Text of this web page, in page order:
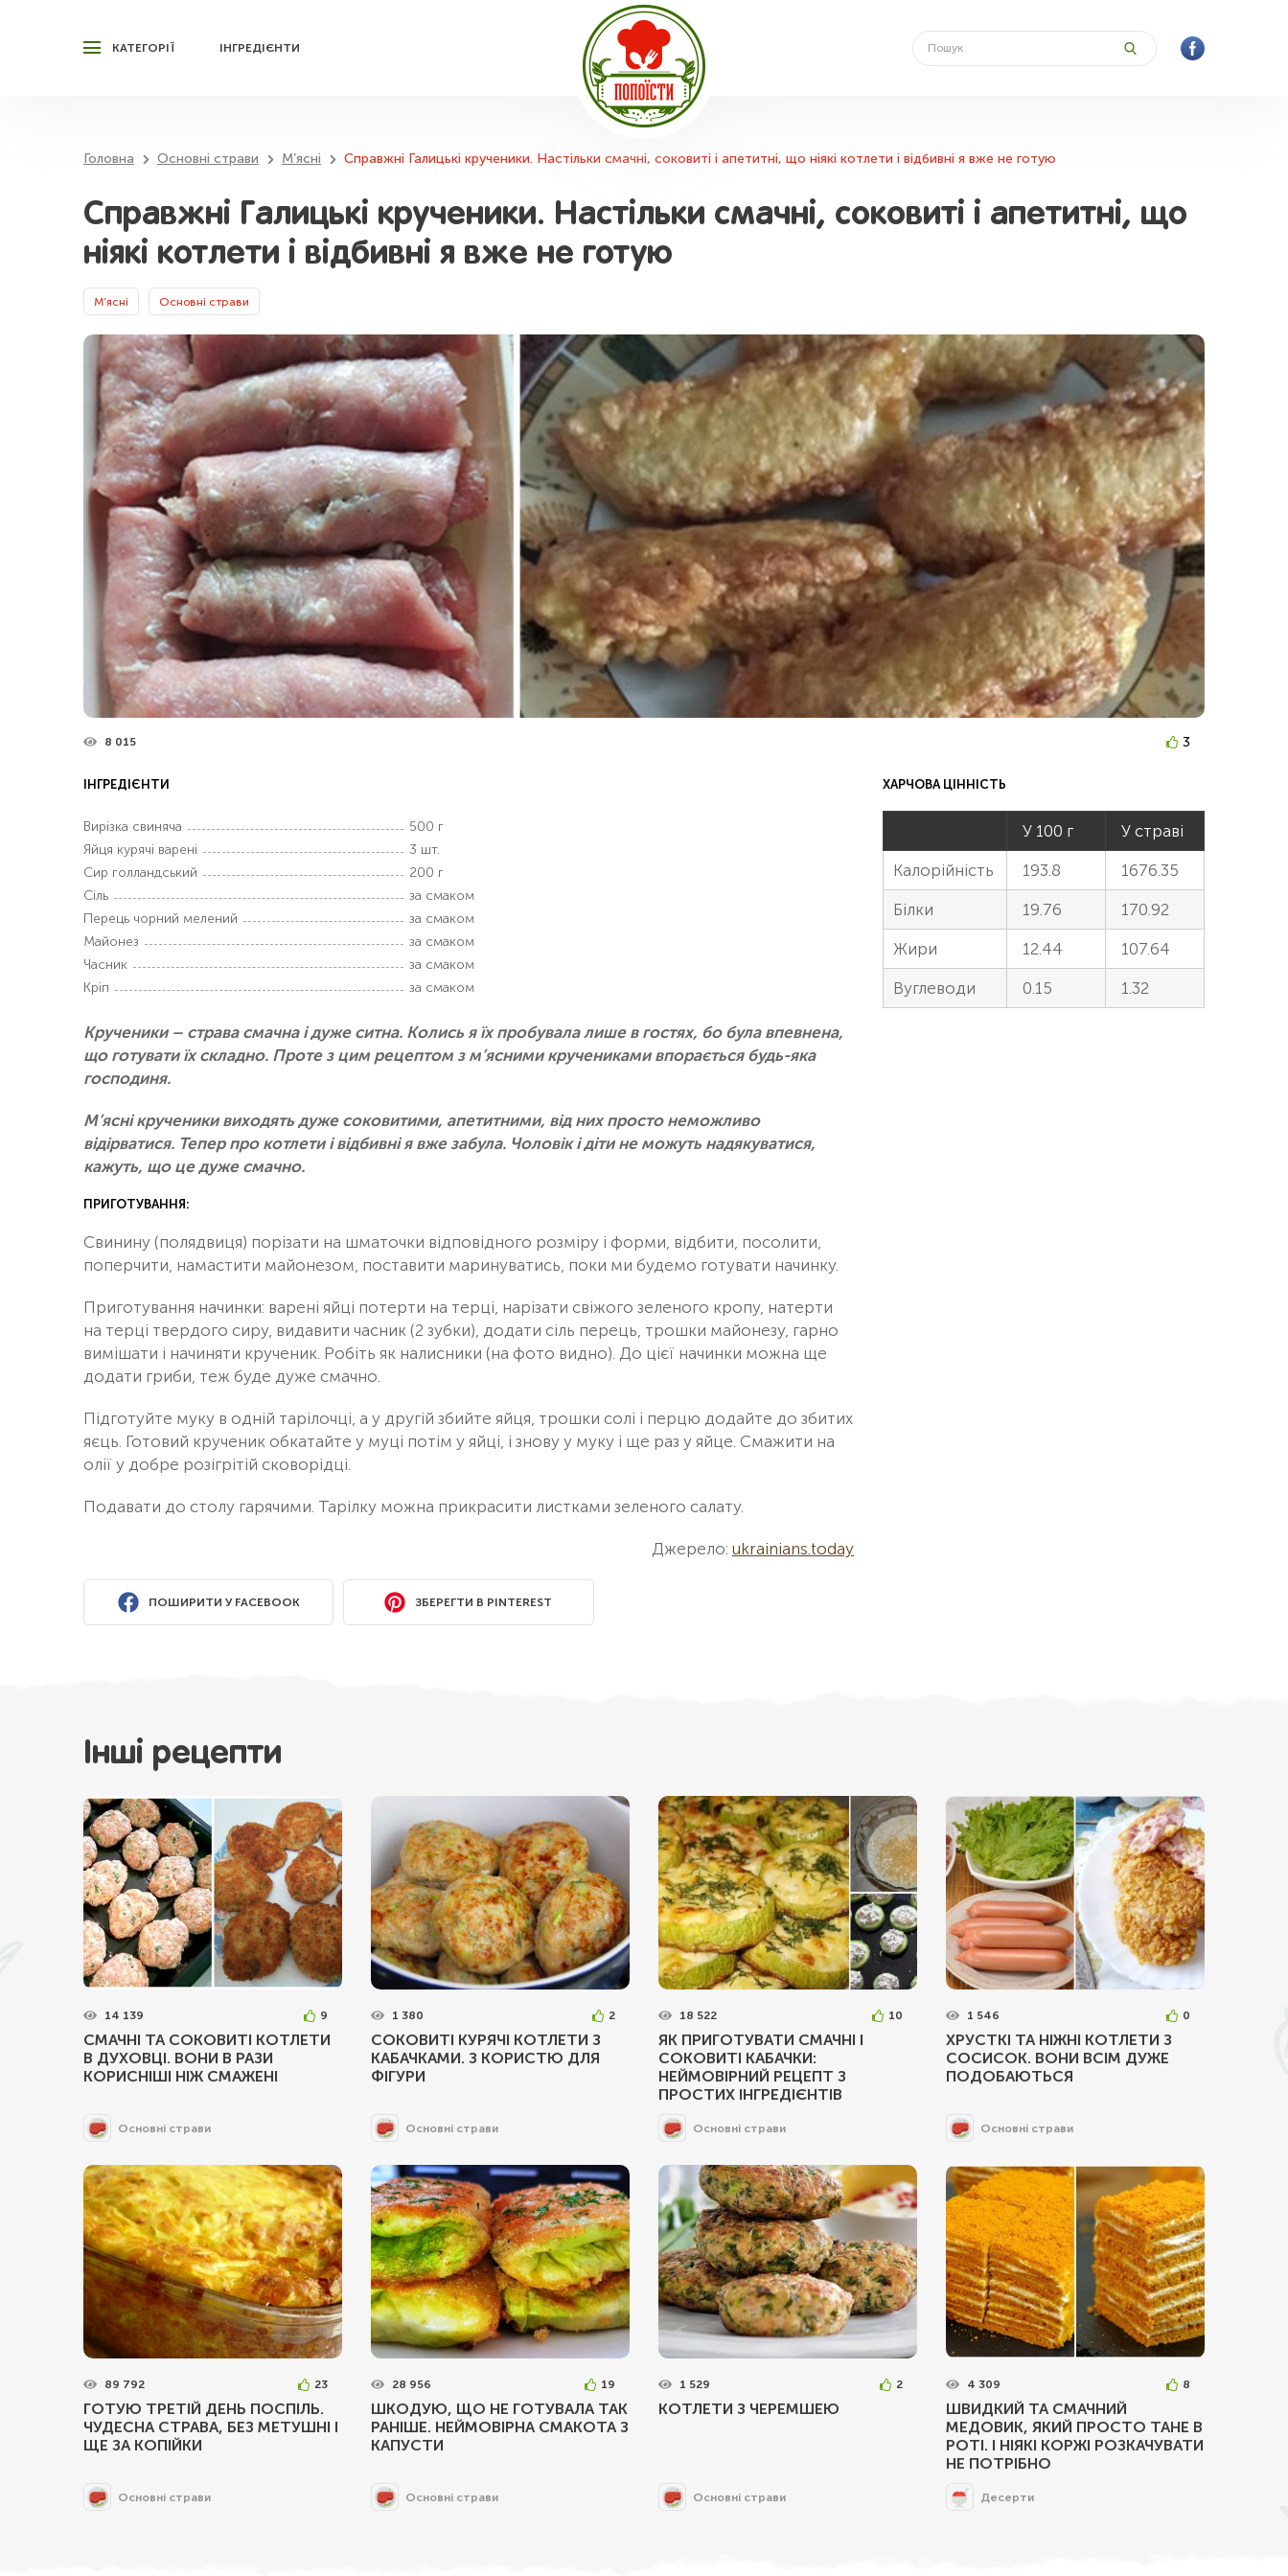
КАТЕГОРІЇ ІНГРЕДІЄНТИ
Головна Основні страви М’ясні Справжні Галицькі крученики. Настільки смачні, соковиті і апетитні, що ніякі котлети і відбивні я вже не готую
Справжні Галицькі крученики. Настільки смачні, соковиті і апетитні, що
ніякі котлети і відбивні я вже не готую
М’ясні Основні страви
8 015 3
ІНГРЕДІЄНТИ
Вирізка свиняча
500 г
Яйця курячі варені
3 шт.
Сир голландський
200 г
Сіль
за смаком
Перець чорний мелений
за смаком
Майонез
за смаком
Часник
за смаком
Кріп
за смаком
Крученики – страва смачна і дуже ситна. Колись я їх пробувала лише в гостях, бо була впевнена,
що готувати їх складно. Проте з цим рецептом з м’ясними кручениками впорається будь-яка
господиня.
М’ясні крученики виходять дуже соковитими, апетитними, від них просто неможливо
відірватися. Тепер про котлети і відбивні я вже забула. Чоловік і діти не можуть надякуватися,
кажуть, що це дуже смачно.
ПРИГОТУВАННЯ:
Свинину (полядвиця) порізати на шматочки відповідного розміру і форми, відбити, посолити,
поперчити, намастити майонезом, поставити маринуватись, поки ми будемо готувати начинку.
Приготування начинки: варені яйці потерти на терці, нарізати свіжого зеленого кропу, натерти
на терці твердого сиру, видавити часник (2 зубки), додати сіль перець, трошки майонезу, гарно
вимішати і начиняти крученик. Робіть як налисники (на фото видно). До цієї начинки можна ще
додати гриби, теж буде дуже смачно.
Підготуйте муку в одній тарілочці, а у другій збийте яйця, трошки солі і перцю додайте до збитих
яєць. Готовий крученик обкатайте у муці потім у яйці, і знову у муку і ще раз у яйце. Смажити на
олії у добре розігрітій сковорідці.
Подавати до столу гарячими. Тарілку можна прикрасити листками зеленого салату.
Джерело: ukrainians.today
ПОШИРИТИ У FACEBOOK ЗБЕРЕГТИ В PINTEREST
ХАРЧОВА ЦІННІСТЬ
У 100 г У страві
Калорійність 193.8 1676.35
Білки 19.76 170.92
Жири 12.44 107.64
Вуглеводи 0.15 1.32
Інші рецепти
14 139 9
СМАЧНІ ТА СОКОВИТІ КОТЛЕТИ
В ДУХОВЦІ. ВОНИ В РАЗИ
КОРИСНІШІ НІЖ СМАЖЕНІ
Основні страви
1 380 2
СОКОВИТІ КУРЯЧІ КОТЛЕТИ З
КАБАЧКАМИ. З КОРИСТЮ ДЛЯ
ФІГУРИ
Основні страви
18 522 10
ЯК ПРИГОТУВАТИ СМАЧНІ І
СОКОВИТІ КАБАЧКИ:
НЕЙМОВІРНИЙ РЕЦЕПТ З
ПРОСТИХ ІНГРЕДІЄНТІВ
Основні страви
1 546 0
ХРУСТКІ ТА НІЖНІ КОТЛЕТИ З
СОСИСОК. ВОНИ ВСІМ ДУЖЕ
ПОДОБАЮТЬСЯ
Основні страви
89 792 23
ГОТУЮ ТРЕТІЙ ДЕНЬ ПОСПІЛЬ.
ЧУДЕСНА СТРАВА, БЕЗ МЕТУШНІ І
ЩЕ ЗА КОПІЙКИ
Основні страви
28 956 19
ШКОДУЮ, ЩО НЕ ГОТУВАЛА ТАК
РАНІШЕ. НЕЙМОВІРНА СМАКОТА З
КАПУСТИ
Основні страви
1 529 2
КОТЛЕТИ З ЧЕРЕМШЕЮ
Основні страви
4 309 8
ШВИДКИЙ ТА СМАЧНИЙ
МЕДОВИК, ЯКИЙ ПРОСТО ТАНЕ В
РОТІ. І НІЯКІ КОРЖІ РОЗКАЧУВАТИ
НЕ ПОТРІБНО
Десерти